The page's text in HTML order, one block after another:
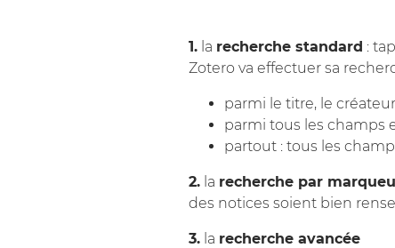
1. la recherche standard :
Zotero va effectuer sa
parmi le titre, le
parmi tous les champs
partout : tous les
2. la recherche par
des notices soient bien
3. la recherche avancée